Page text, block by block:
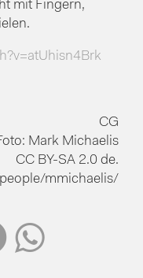
mit Fingern,
CG
Mark Michaelis
CC BY-SA 2.0 de.
mmichaelis/
